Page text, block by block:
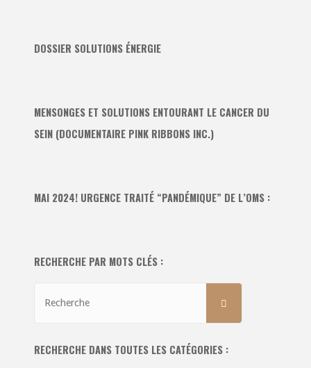
DOSSIER SOLUTIONS ÉNERGIE
MENSONGES ET SOLUTIONS ENTOURANT LE CANCER DU
SEIN (DOCUMENTAIRE PINK RIBBONS INC.)
MAI 2024! URGENCE TRAITÉ “PANDÉMIQUE” DE L’OMS :
RECHERCHE PAR MOTS CLÉS :
RECHERCHE
RECHERCHE DANS TOUTES LES CATÉGORIES :